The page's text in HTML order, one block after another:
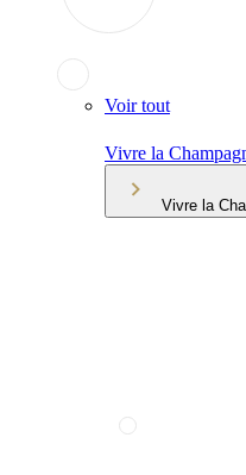
Voir tout
Vivre la
Vivre la